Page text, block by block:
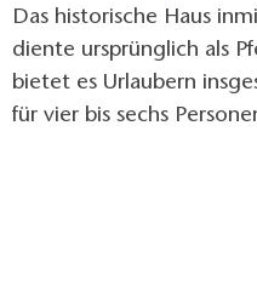
Das historische Haus
diente ursprünglich als
bietet es Urlaubern
für vier bis sechs